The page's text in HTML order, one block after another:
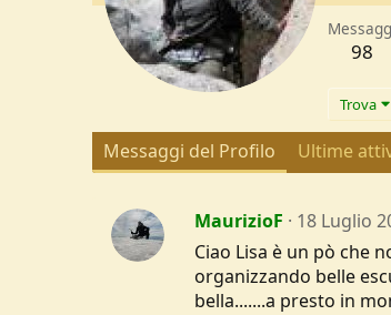
98
Trova
Messaggi del Profilo Ultime
MaurizioF
18 Luglio
Ciao Lisa è un pò che
organizzando belle
bella.......a presto in